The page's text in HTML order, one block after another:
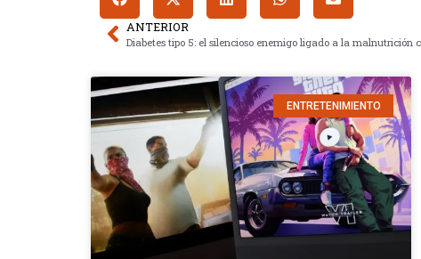
ANTERIOR
ENTRETENIMIENTO